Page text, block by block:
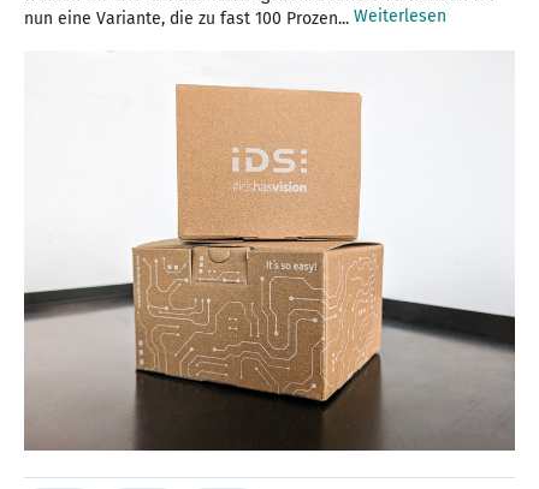
nun eine Variante, die zu fast 100 Prozen... Weiterlesen